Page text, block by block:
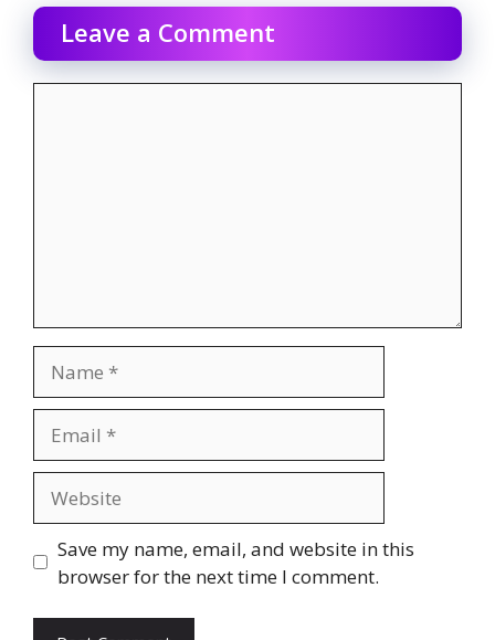
Leave a Comment
Save my name, email, and website in this
browser for the next time I comment.